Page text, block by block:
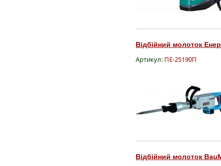
Відбійний молоток
Артикул: ПЕ-25190П
Відбійний молоток